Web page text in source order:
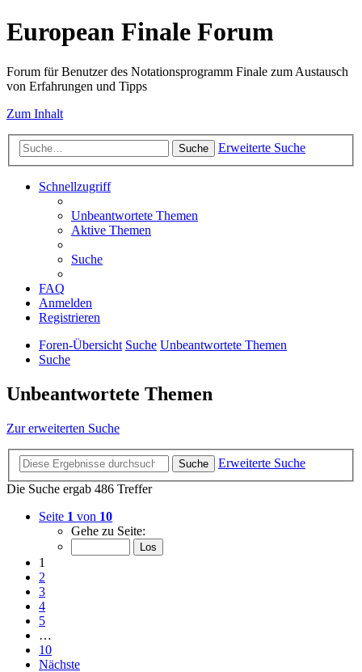
European Finale Forum
Forum für Benutzer des Notationsprogramm Finale zum Austausch
von Erfahrungen und Tipps
Zum Inhalt
Suche Erweiterte Suche
Schnellzugriff
Unbeantwortete Themen
Aktive Themen
Suche
FAQ
Anmelden
Registrieren
Foren-Übersicht Suche Unbeantwortete Themen
Suche
Unbeantwortete Themen
Zur erweiterten Suche
Suche
Erweiterte Suche
Die Suche ergab 486 Treffer
Seite 1 von 10
Gehe zu Seite:
1
2
3
4
5
…
10
Nächste